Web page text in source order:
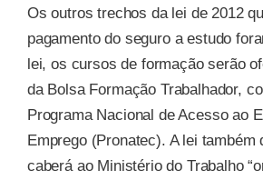
Os outros trechos da lei de 2012
pagamento do seguro a estudo
lei, os cursos de formação serão
da Bolsa Formação Trabalhador,
Programa Nacional de Acesso ao
Emprego (Pronatec). A lei também
caberá ao Ministério do Trabalho